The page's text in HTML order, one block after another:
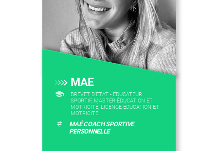
MAE
BREVET D'ETAT - EDUCATEUR
SPORTIF, MASTER ÉDUCATION ET
MOTRICITÉ, LICENCE ÉDUCATION ET
MOTRICITÉ
#
MAÉ COACH SPORTIVE
PERSONNELLE